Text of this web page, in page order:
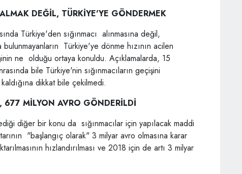
DEĞİL, TÜRKİYE'YE GÖNDERMEK
Türkiye'den sığınmacı alınmasına değil,
Türkiye'ye dönme hızının acilen
ne olduğu ortaya konuldu. Açıklamalarda, 15
bile Türkiye'nin sığınmacıların geçişini
dikkat bile çekilmedi.
677 MİLYON AVRO GÖNDERİLDİ
diğer bir konu da sığınmacılar için yapılacak maddi
"başlangıç olarak" 3 milyar avro olmasına karar
hızlandırılması ve 2018 için de artı 3 milyar